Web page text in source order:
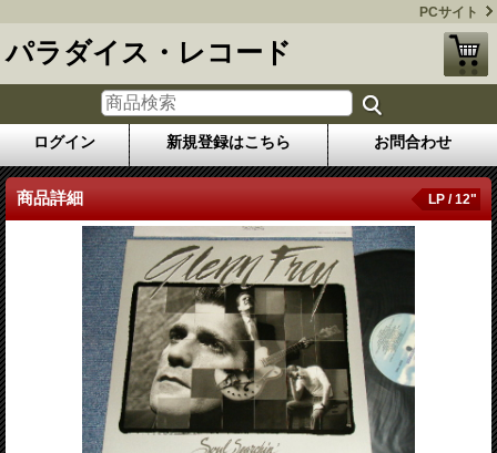
PCサイト
パラダイス・レコード
ログイン 新規登録はこちら お問合わせ
商品詳細 LP / 12"